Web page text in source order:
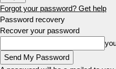
Forgot your password? Get help
Password recovery
Recover your password